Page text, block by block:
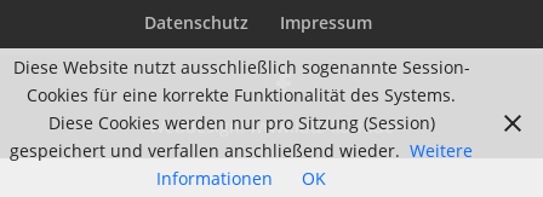
Datenschutz Impressum
Webdesign:www.lutz-koch.de
Diese Website nutzt ausschließlich sogenannte Session-
Cookies für eine korrekte Funktionalität des Systems.
Diese Cookies werden nur pro Sitzung (Session)
gespeichert und verfallen anschließend wieder. Weitere
Informationen
OK